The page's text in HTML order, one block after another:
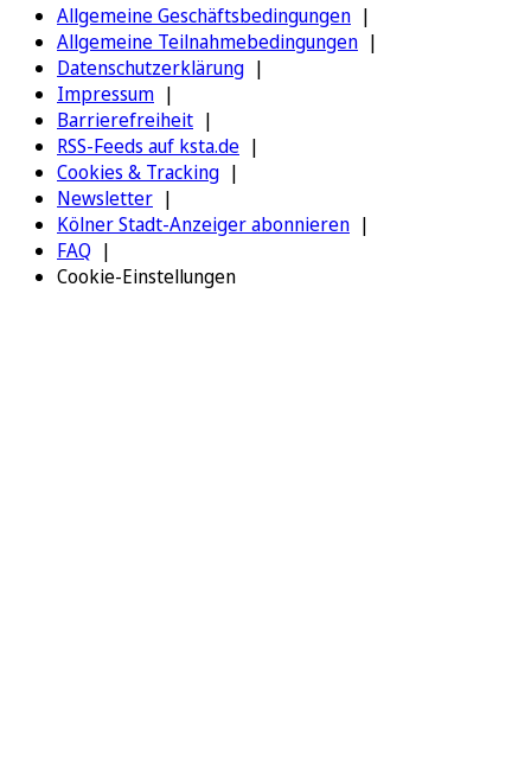
Allgemeine Geschäftsbedingungen
Allgemeine Teilnahmebedingungen
Datenschutzerklärung
Impressum
Barrierefreiheit
RSS-Feeds auf ksta.de
Cookies & Tracking
Newsletter
Kölner Stadt-Anzeiger abonnieren
FAQ
Cookie-Einstellungen